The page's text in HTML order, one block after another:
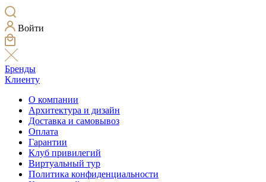
Войти
Бренды
Клиенту
О компании
Архитектура и дизайн
Доставка и самовывоз
Оплата
Гарантии
Клуб привилегий
Виртуальный тур
Политика конфиденциальности